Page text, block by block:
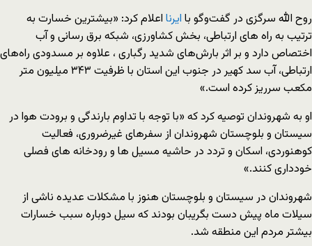
روح الله سرگزی در گفت‌وگو با ایرنا اعلام کرد: «بیشترین خسارت به
ترتیب به راه های ارتباطی، بخش کشاورزی، شبکه برق رسانی و آب
اختصاص دارد و بر اثر بارش‌های شدید رگباری ، علاوه بر مسدودی راه‌های
ارتباطی، آب سد کهیر در جنوب این استان با ظرفیت ۳۴۳ میلیون متر
مکعب سرریز کرده است.»
او به شهروندان توصیه کرد که «با توجه با تداوم بارندگی و برودت هوا در
سیستان و بلوچستان شهروندان از سفرهای غیرضروری، فعالیت
کوهنوردی، اسکان و تردد در حاشیه مسیل ها و رودخانه های فصلی
خودداری کنند.»
شهروندان در سیستان و بلوچستان هنوز با مشکلات عدیده ناشی از
سیلات ماه پیش دست بگریبان بودند که سیل دوباره سبب خسارات
بیشتر مردم این منطقه شد.